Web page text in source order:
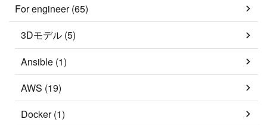
For engineer (65)
3Dモデル (5)
Ansible (1)
AWS (19)
Docker (1)